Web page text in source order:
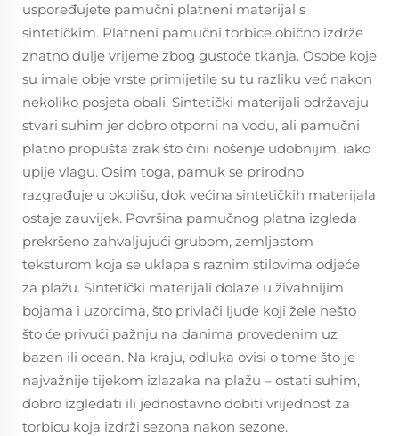
uspoređujete pamučni platneni materijal s
sintetičkim. Platneni pamučni torbice obično izdrže
znatno dulje vrijeme zbog gustoće tkanja. Osobe koje
su imale obje vrste primijetile su tu razliku već nakon
nekoliko posjeta obali. Sintetički materijali održavaju
stvari suhim jer dobro otporni na vodu, ali pamučni
platno propušta zrak što čini nošenje udobnijim, iako
upije vlagu. Osim toga, pamuk se prirodno
razgrađuje u okolišu, dok većina sintetičkih materijala
ostaje zauvijek. Površina pamučnog platna izgleda
prekršeno zahvaljujući grubom, zemljastom
teksturom koja se uklapa s raznim stilovima odjeće
za plažu. Sintetički materijali dolaze u živahnijim
bojama i uzorcima, što privlači ljude koji žele nešto
što će privući pažnju na danima provedenim uz
bazen ili ocean. Na kraju, odluka ovisi o tome što je
najvažnije tijekom izlazaka na plažu – ostati suhim,
dobro izgledati ili jednostavno dobiti vrijednost za
torbicu koja izdrži sezona nakon sezone.